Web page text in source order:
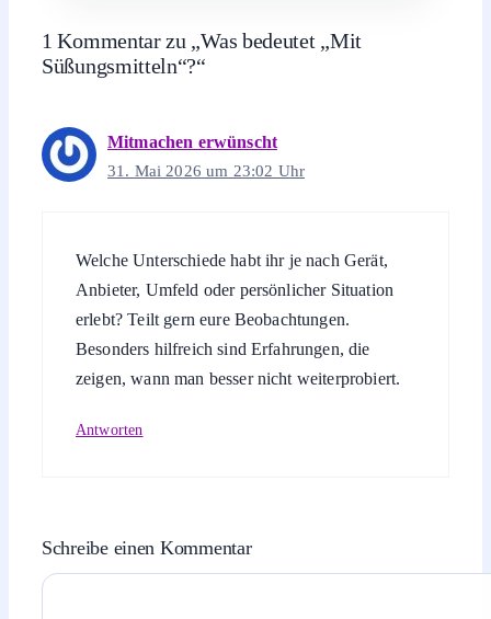
1 Kommentar zu „Was bedeutet „Mit
Süßungsmitteln“?“
Mitmachen erwünscht
31. Mai 2026 um 23:02 Uhr
Welche Unterschiede habt ihr je nach Gerät,
Anbieter, Umfeld oder persönlicher Situation
erlebt? Teilt gern eure Beobachtungen.
Besonders hilfreich sind Erfahrungen, die
zeigen, wann man besser nicht weiterprobiert.
Antworten
Schreibe einen Kommentar
Kommentar